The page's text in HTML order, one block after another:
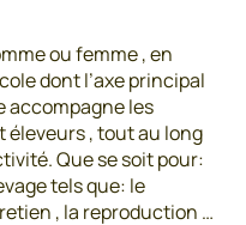
ou femme , en
dont l’axe principal
accompagne les
, tout au long
Que se soit pour:
tels que: le
, la reproduction …